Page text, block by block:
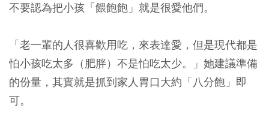
不要認為把小孩「餵飽飽」就是很愛他們。
「老一輩的人很喜歡用吃，來表達愛，但是現代都是
怕小孩吃太多（肥胖）不是怕吃太少。」她建議準備
的份量，其實就是抓到家人胃口大約「八分飽」即
可。